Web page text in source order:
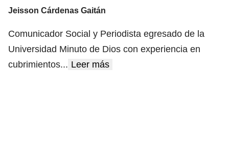
Jeisson Cárdenas Gaitán
Comunicador Social y Periodista egresado de la
Universidad Minuto de Dios con experiencia en
cubrimientos... Leer más